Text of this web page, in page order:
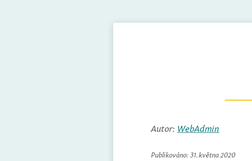
Autor: WebAdmin
Publikováno: 31. května 2020